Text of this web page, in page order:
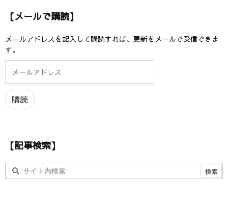
【メールで購読】
メールアドレスを記入して購読すれば、更新をメールで受信できま
す。
ル
ア
ド
購読
【記事検索】